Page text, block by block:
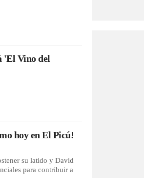
'El Vino del
hoy en El Picú!
su latido y David
para contribuir a